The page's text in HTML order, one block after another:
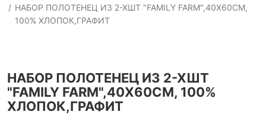
НАБОР ПОЛОТЕНЕЦ ИЗ 2-ХШТ "FAMILY FARM",40Х60СМ,
100% ХЛОПОК,ГРАФИТ
НАБОР ПОЛОТЕНЕЦ ИЗ 2-ХШТ
"FAMILY FARM",40Х60СМ, 100%
ХЛОПОК,ГРАФИТ